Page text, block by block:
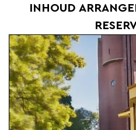
INHOUD